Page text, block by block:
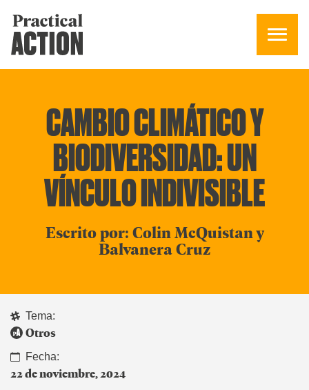
CAMBIO CLIMÁTICO Y
BIODIVERSIDAD: UN
VÍNCULO INDIVISIBLE
Escrito por: Colin McQuistan y
Balvanera Cruz
Tema:
Otros
Fecha:
22 de noviembre, 2024